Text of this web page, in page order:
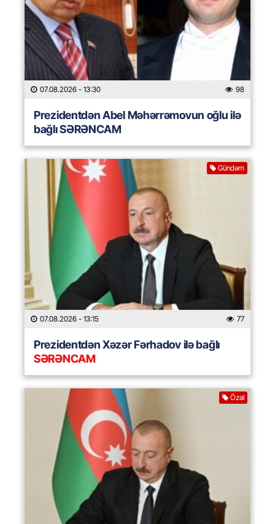
07.08.2026 - 13:30 98
Prezidentdən Abel Məhərrəmovun oğlu ilə
bağlı SƏRƏNCAM
Gündəm
07.08.2026 - 13:15 77
Prezidentdən Xəzər Fərhadov ilə bağlı
SƏRƏNCAM
Özəl